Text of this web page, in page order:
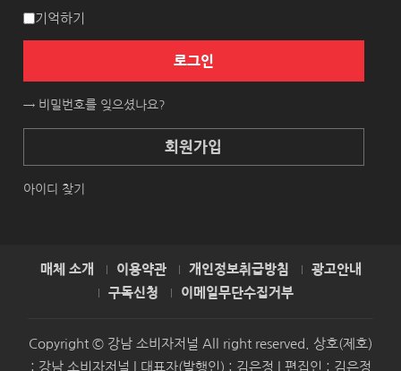
기억하기
로그인
→ 비밀번호를 잊으셨나요?
회원가입
아이디 찾기
매체 소개 이용약관 개인정보취급방침
광고안내
구독신청
이메일무단수집거부
Copyright © 강남 소비자저널 All right reserved. 상호(제호)
: 강남 소비자저널 | 대표자(발행인) : 김은정 | 편집인 : 김은정